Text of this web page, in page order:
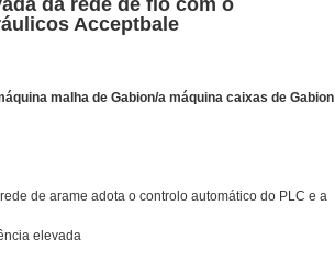
da rede de fio com o
Acceptbale
malha de Gabion/a máquina caixas de Gabion
de arame adota o controlo automático do PLC e a
elevada